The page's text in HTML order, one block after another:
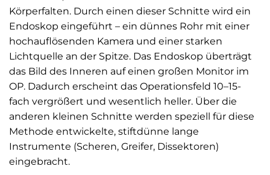
Körperfalten. Durch einen dieser Schnitte wird ein
Endoskop eingeführt – ein dünnes Rohr mit einer
hochauflösenden Kamera und einer starken
Lichtquelle an der Spitze. Das Endoskop überträgt
das Bild des Inneren auf einen großen Monitor im
OP. Dadurch erscheint das Operationsfeld 10–15-
fach vergrößert und wesentlich heller. Über die
anderen kleinen Schnitte werden speziell für diese
Methode entwickelte, stiftdünne lange
Instrumente (Scheren, Greifer, Dissektoren)
eingebracht.